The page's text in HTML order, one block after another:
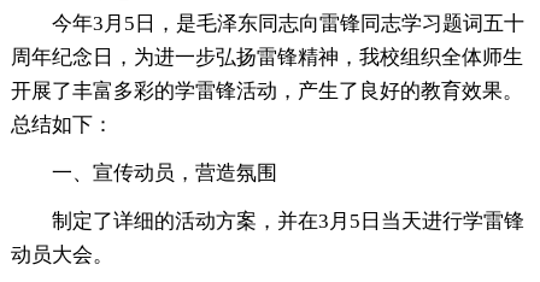
今年3月5日，是毛泽东同志向雷锋同志学习题词五十
周年纪念日，为进一步弘扬雷锋精神，我校组织全体师生
开展了丰富多彩的学雷锋活动，产生了良好的教育效果。
总结如下：
一、宣传动员，营造氛围
制定了详细的活动方案，并在3月5日当天进行学雷锋
动员大会。